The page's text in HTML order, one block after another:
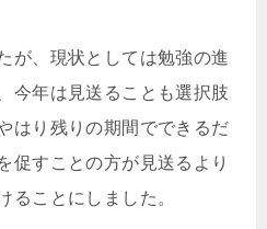
が、現状としては勉強の進
今年は見送ることも選択肢
はり残りの期間でできるだ
促すことの方が見送るより
ることにしました。